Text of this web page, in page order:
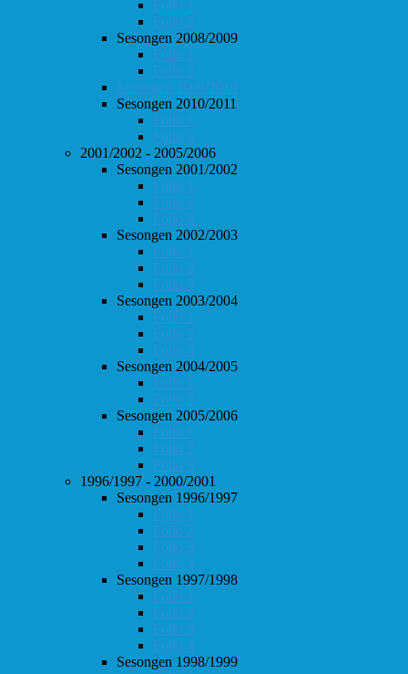
Follo 1
Follo 2
Sesongen 2008/2009
Follo 1
Follo 2
Sesongen 2009/2010
Sesongen 2010/2011
Follo 1
Follo 2
2001/2002 - 2005/2006
Sesongen 2001/2002
Follo 1
Follo 2
Follo 3
Sesongen 2002/2003
Follo 1
Follo 2
Follo 3
Sesongen 2003/2004
Follo 1
Follo 2
Follo 3
Sesongen 2004/2005
Follo 1
Follo 2
Sesongen 2005/2006
Follo 1
Follo 2
Follo 3
1996/1997 - 2000/2001
Sesongen 1996/1997
Follo 1
Follo 2
Follo 3
Follo 4
Sesongen 1997/1998
Follo 1
Follo 2
Follo 3
Follo 4
Sesongen 1998/1999